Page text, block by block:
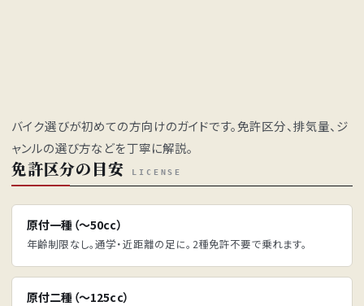
バイク選びが初めての方向けのガイドです。免許区分、排気量、ジ
ャンルの選び方などを丁寧に解説。
免許区分の目安 LICENSE
原付一種（〜50cc）
年齢制限なし。通学・近距離の足に。2種免許不要で乗れます。
原付二種（〜125cc）